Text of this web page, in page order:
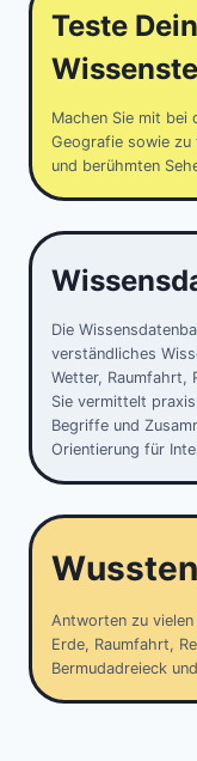
Teste
Machen Sie mit bei
Geografie sowie zu
und berühmten
Die
verständliches
Wetter, Raumfahrt,
Sie vermittelt
Begriffe und
Orientierung für
Antworten zu
Erde, Raumfahrt,
Bermudadreieck